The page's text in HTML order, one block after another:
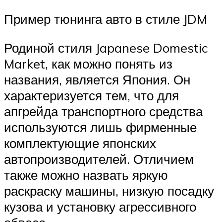
Пример тюнинга авто в стиле JDM
Родиной стиля Japanese Domestic
Market, как можно понять из
названия, является Япония. Он
характеризуется тем, что для
апгрейда транспортного средства
используются лишь фирменные
комплектующие японских
автопроизводителей. Отличием
также можно назвать яркую
раскраску машины, низкую посадку
кузова и установку агрессивного